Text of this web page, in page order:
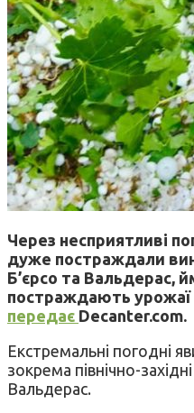
Через несприятливі
дуже постраждали
Б’єрсо та Вальдерас,
постраждають урожаї
передає Decanter.com.
Екстремальні погодні
зокрема північно-
Вальдерас.